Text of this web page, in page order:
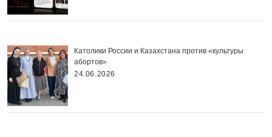
Католики России и Казахстана против «культуры
абортов»
24.06.2026